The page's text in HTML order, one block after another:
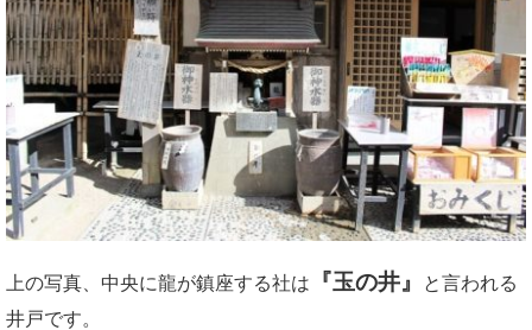
上の写真、中央に龍が鎮座する社は 『玉の井』
と言われる
井戸です。